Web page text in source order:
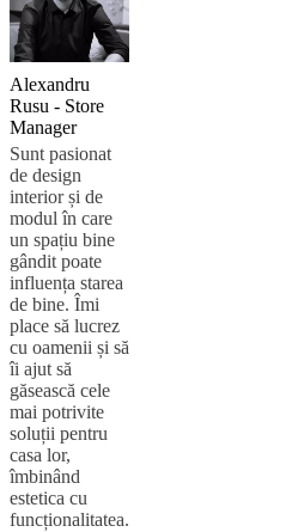
Alexandru
Rusu - Store
Manager
Sunt pasionat
de design
interior și de
modul în care
un spațiu bine
gândit poate
influența starea
de bine. Îmi
place să lucrez
cu oamenii și să
îi ajut să
găsească cele
mai potrivite
soluții pentru
casa lor,
îmbinând
estetica cu
funcționalitatea.